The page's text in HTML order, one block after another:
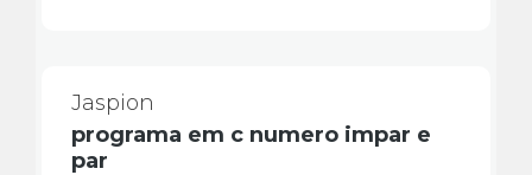
Jaspion
programa em c numero impar e
par